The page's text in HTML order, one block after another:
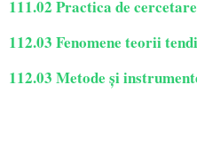
111.02 Practica de cercetare
112.03 Fenomene teorii
112.03 Metode și